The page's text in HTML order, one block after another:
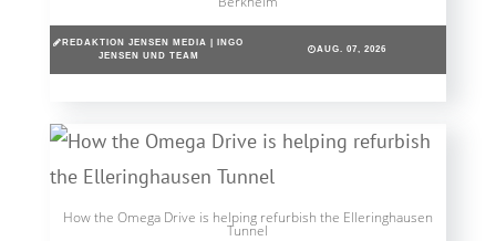
REDAKTION JENSEN MEDIA | INGO
JENSEN UND TEAM
AUG. 07, 2026
How the Omega Drive is helping refurbish the Elleringhausen
Tunnel